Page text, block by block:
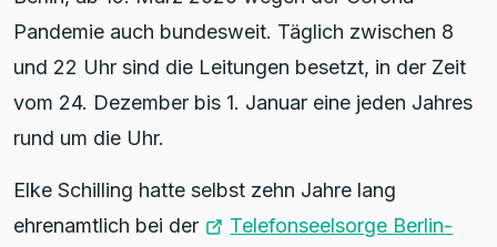
Pandemie auch bundesweit. Täglich zwischen 8
und 22 Uhr sind die Leitungen besetzt, in der Zeit
vom 24. Dezember bis 1. Januar eine jeden Jahres
rund um die Uhr.
Elke Schilling hatte selbst zehn Jahre lang
ehrenamtlich bei der
Telefonseelsorge Berlin-